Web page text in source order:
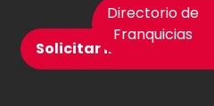
Solicitar información
Directorio de
Franquicias